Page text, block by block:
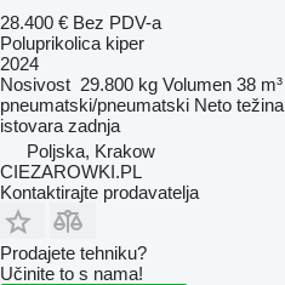
28.400 € Bez PDV-a
Poluprikolica kiper
2024
Nosivost 29.800 kg Volumen 38 m³
pneumatski/pneumatski Neto težina
istovara zadnja
Poljska, Krakow
CIEZAROWKI.PL
Kontaktirajte prodavatelja
Prodajete tehniku?
Učinite to s nama!